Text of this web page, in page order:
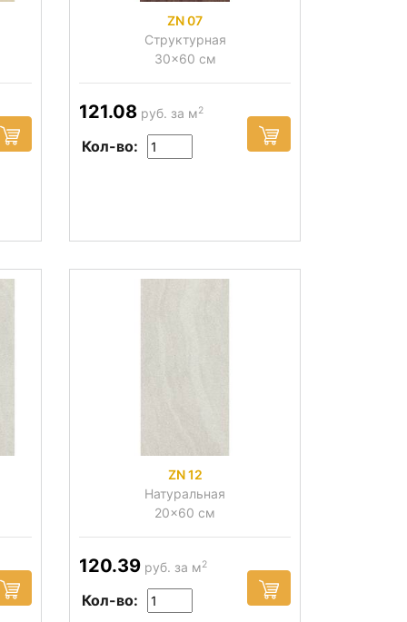
ZN 07
Структурная
30x60 см
121.08 руб. за м2
Кол-во:
ZN 12
Натуральная
20x60 см
120.39 руб. за м2
Кол-во: